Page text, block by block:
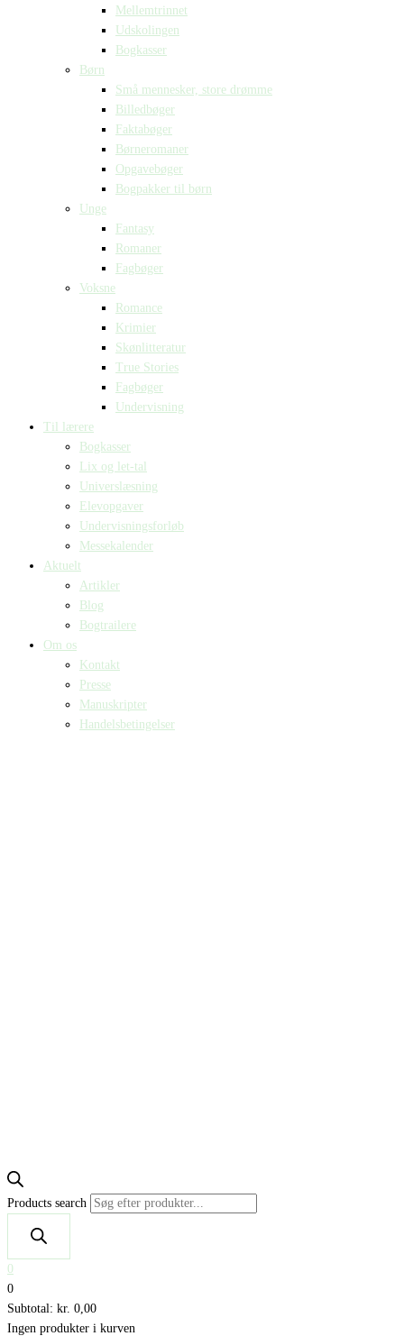
Mellemtrinnet
Udskolingen
Bogkasser
Børn
Små mennesker, store drømme
Billedbøger
Faktabøger
Børneromaner
Opgavebøger
Bogpakker til børn
Unge
Fantasy
Romaner
Fagbøger
Voksne
Romance
Krimier
Skønlitteratur
True Stories
Fagbøger
Undervisning
Til lærere
Bogkasser
Lix og let-tal
Universlæsning
Elevopgaver
Undervisningsforløb
Messekalender
Aktuelt
Artikler
Blog
Bogtrailere
Om os
Kontakt
Presse
Manuskripter
Handelsbetingelser
Products search
0
0
Subtotal: kr. 0,00
Ingen produkter i kurven